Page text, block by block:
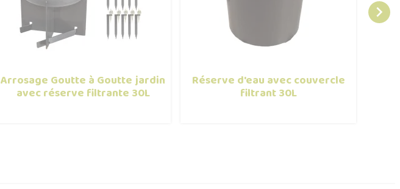
Arrosage Goutte à Goutte jardin
avec réserve filtrante 30L
Réserve d'eau avec couvercle
filtrant 30L
